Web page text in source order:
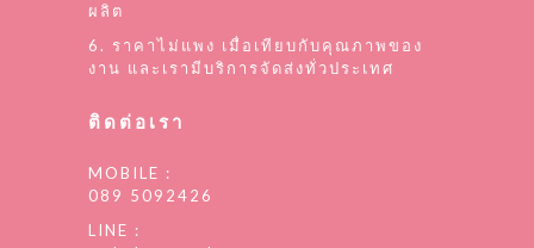
ผลิต
6. ราคาไม่แพง เมื่อเทียบกับคุณภาพของ
งาน และเรามีบริการจัดส่งทั่วประเทศ
ติดต่อเรา
MOBILE :
089 5092426
LINE :